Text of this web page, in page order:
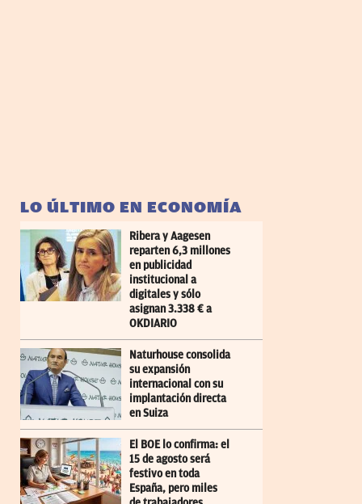
LO ÚLTIMO EN ECONOMÍA
Ribera y Aagesen
reparten 6,3 millones
en publicidad
institucional a
digitales y sólo
asignan 3.338 € a
OKDIARIO
Naturhouse consolida
su expansión
internacional con su
implantación directa
en Suiza
El BOE lo confirma: el
15 de agosto será
festivo en toda
España, pero miles